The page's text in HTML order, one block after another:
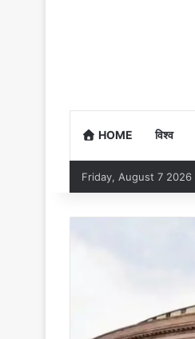
HOME विश्व
Friday, August 7 2026